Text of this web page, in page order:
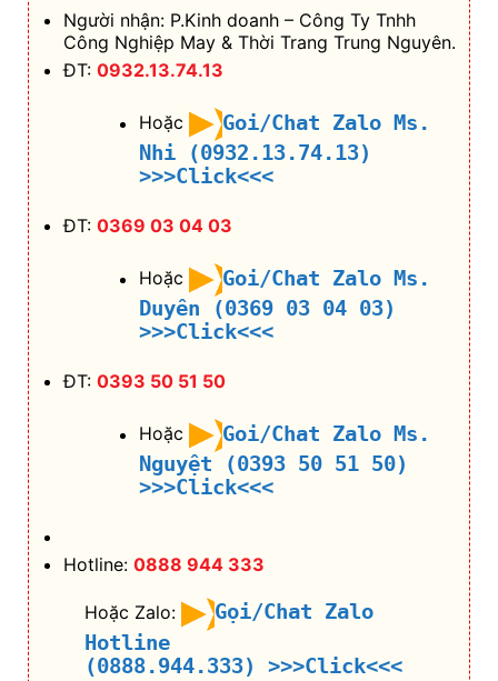
Người nhận: P.Kinh doanh – Công Ty Tnhh
Công Nghiệp May & Thời Trang Trung Nguyên.
ĐT: 0932.13.74.13
Hoặc
Goi/Chat Zalo Ms.
Nhi (0932.13.74.13)
>>>Click<<<
ĐT: 0369 03 04 03
Hoặc
Goi/Chat Zalo Ms.
Duyên (0369 03 04 03)
>>>Click<<<
ĐT: 0393 50 51 50
Hoặc
Goi/Chat Zalo Ms.
Nguyệt (0393 50 51 50)
>>>Click<<<
Hotline: 0888 944 333
Hoặc Zalo:
Gọi/Chat Zalo
Hotline
(0888.944.333)
>>>Click<<<